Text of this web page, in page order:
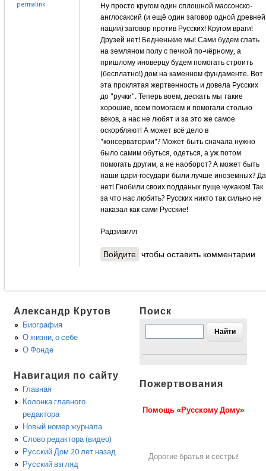
permalink
Ну просто кругом один сплошной массонско-
англосаксий (и ещё один заговор одной древней
нации) заговор против Русских! Кругом враги!
Друзей нет! Бедненькие мы! Сами будем спать
на земляном полу с печкой по-чёрному, а
пришлому иноверцу будем помогать строить
(бесплатно!) дом на каменном фундаменте. Вот
эта проклятая жертвенность и довела Русских
до "ручки". Теперь воем, дескать мы такие
хорошие, всем помогаем и помогали столько
веков, а нас не любят и за это же самое
оскорбляют! А может всё дело в
"консерватории"? Может быть сначала нужно
было самим обуться, одеться, а уж потом
помогать другим, а не наоборот? А может быть
наши цари-государи были лучше иноземных? Да
нет! Гнобили своих подданых пуще чужаков! Так
за что нас любить? Русских никто так сильно не
наказал как сами Русские!
Радзивилл
Войдите чтобы оставить комментарии
Александр Крутов
Биография
О жизни, о себе
О Фонде
Навигация по сайту
Главная
Колонка главного
редактора
Новый номер журнала
Слово редактора (видео)
Русский Дом 20 лет назад
Русский взгляд
Поиск
Пожертвования
Помощь «Русскому Дому»
Дорогие братья и сестры!